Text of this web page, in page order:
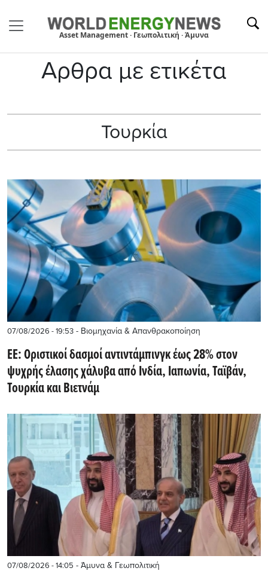
Asset Management · Γεωπολιτική · Άμυνα
Αρθρα με ετικέτα
Τουρκία
07/08/2026 - 19:53 - Βιομηχανία & Απανθρακοποίηση
ΕΕ: Οριστικοί δασμοί αντιντάμπινγκ έως 28% στον
ψυχρής έλασης χάλυβα από Ινδία, Ιαπωνία, Ταϊβάν,
Τουρκία και Βιετνάμ
07/08/2026 - 14:05 - Άμυνα & Γεωπολιτική